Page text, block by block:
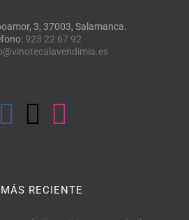
3, 37003, Salamanca.
923 22 67 92
RECIENTE